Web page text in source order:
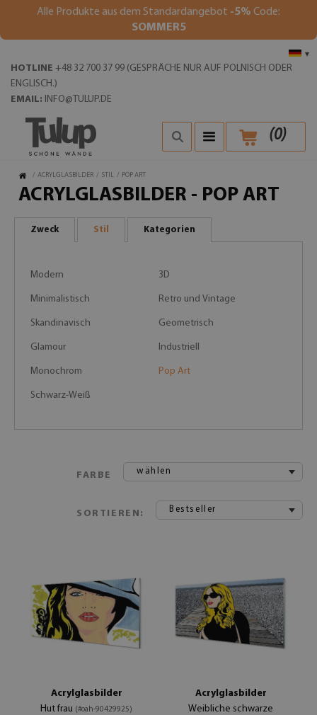
Alle Produkte aus dem Standardangebot -5% Code:
SOMMER5
▾
HOTLINE +48 32 700 37 99 (GESPRÄCHE NUR AUF POLNISCH ODER
ENGLISCH.)
EMAIL: INFO@TULUP.DE
(0)
/ ACRYLGLASBILDER / STIL / POP ART
ACRYLGLASBILDER - POP ART
Zweck Stil Kategorien
Modern 3D
Minimalistisch Retro und Vintage
Skandinavisch Geometrisch
Glamour Industriell
Monochrom Pop Art
Schwarz-Weiß
FARBE wählen
SORTIEREN: Bestseller
Acrylglasbilder
Hut frau (#oah-90429925)
Acrylglasbilder
Weibliche schwarze